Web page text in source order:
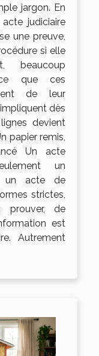
jargon. En
acte judiciaire
une preuve,
si elle
beaucoup
que ces
de leur
dès
devient
papier remis,
Un acte
un
un acte de
strictes,
prouver, de
est
Autrement